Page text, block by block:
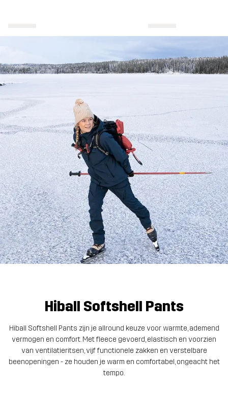
Hiball Softshell Pants
Hiball Softshell Pants zijn je allround keuze voor warmte, ademend
vermogen en comfort. Met fleece gevoerd, elastisch en voorzien
van ventilatieritsen, vijf functionele zakken en verstelbare
beenopeningen - ze houden je warm en comfortabel, ongeacht het
tempo.